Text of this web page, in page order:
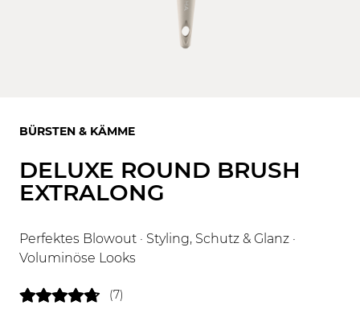
BÜRSTEN & KÄMME
DELUXE ROUND BRUSH
EXTRALONG
Perfektes Blowout · Styling, Schutz & Glanz ·
Voluminöse Looks
(7)